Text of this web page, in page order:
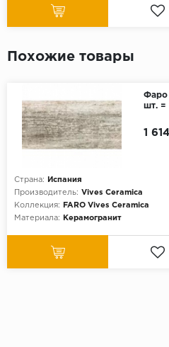
Похожие товары
Фаро
шт. =
Страна:
Испания
Производитель: Vives Ceramica
Коллекция:
FARO Vives Ceramica
Материала:
Керамогранит
1